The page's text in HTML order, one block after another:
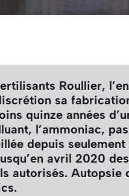
Roullier,
sa
quinze années
l’ammoniac,
depuis seulement
avril 2020
autorisés. Autopsie